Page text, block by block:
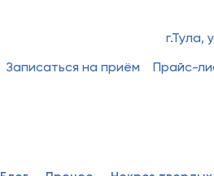
Записаться на приём Прайс-
г.Тула,